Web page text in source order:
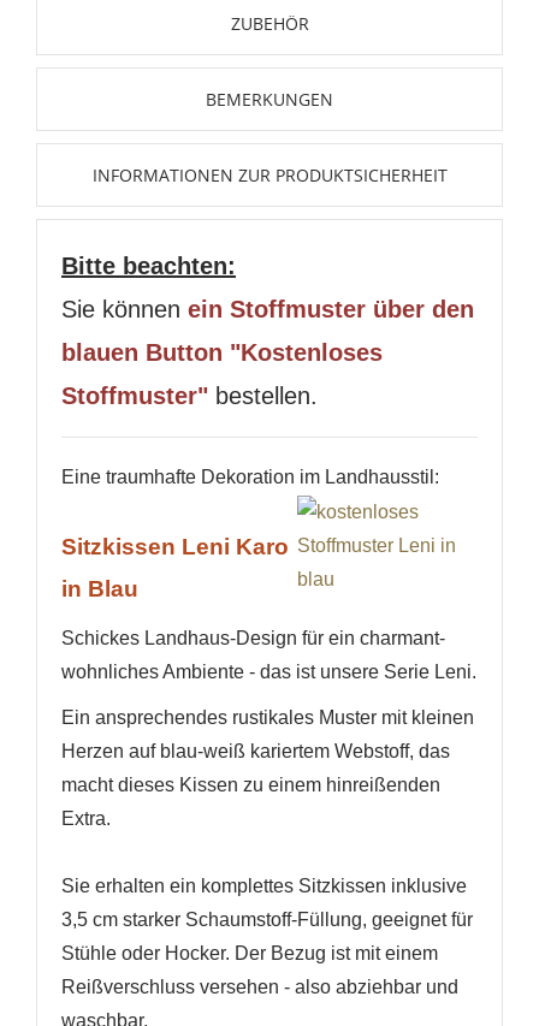
ZUBEHÖR
BEMERKUNGEN
INFORMATIONEN ZUR PRODUKTSICHERHEIT
Bitte beachten:
Sie können ein Stoffmuster über den
blauen Button "Kostenloses
Stoffmuster" bestellen.
Eine traumhafte Dekoration im Landhausstil:
Sitzkissen Leni Karo
in Blau
Schickes Landhaus-Design für ein charmant-
wohnliches Ambiente - das ist unsere Serie Leni.
Ein ansprechendes rustikales Muster mit kleinen
Herzen auf blau-weiß kariertem Webstoff, das
macht dieses Kissen zu einem hinreißenden
Extra.
Sie erhalten ein komplettes Sitzkissen inklusive
3,5 cm starker Schaumstoff-Füllung, geeignet für
Stühle oder Hocker. Der Bezug ist mit einem
Reißverschluss versehen - also abziehbar und
waschbar.